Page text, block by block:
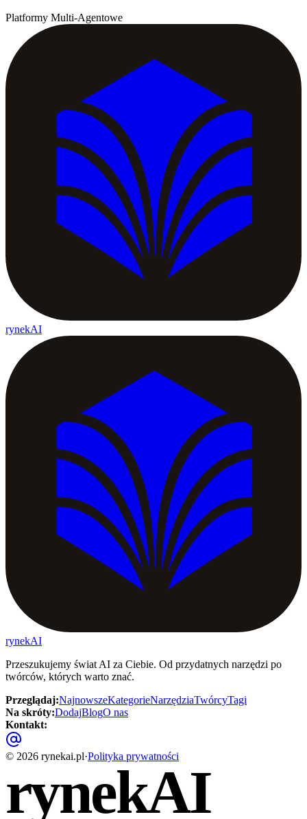
Platformy Multi-Agentowe
rynekAI
rynekAI
Przeszukujemy świat AI za Ciebie. Od przydatnych narzędzi po
twórców, których warto znać.
Przeglądaj:NajnowszeKategorieNarzędziaTwórcyTagi
Na skróty:DodajBlogO nas
Kontakt:
© 2026 rynekai.pl·Polityka prywatności
rynekAI